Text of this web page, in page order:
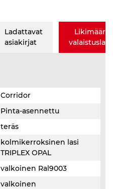
Ladattavat
asiakirjat
Corridor
Pinta-asennettu
teräs
kolmikerroksinen lasi
TRIPLEX OPAL
valkoinen Ral9003
valkoinen